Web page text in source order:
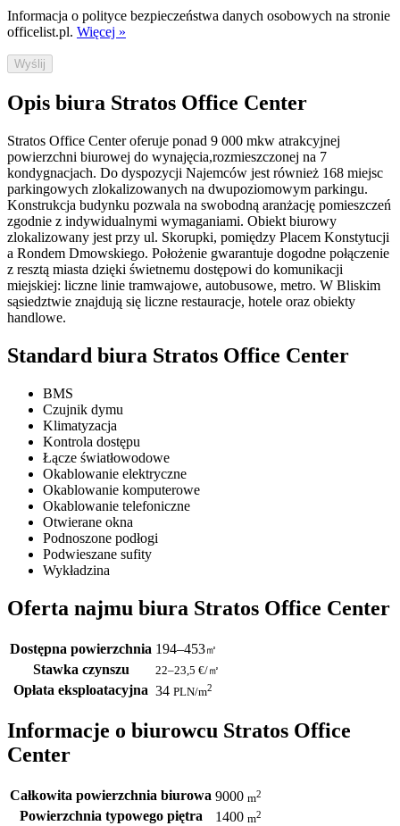
Informacja o polityce bezpieczeństwa danych osobowych na stronie
officelist.pl. Więcej »
Wyślij
Opis biura Stratos Office Center
Stratos Office Center oferuje ponad 9 000 mkw atrakcyjnej
powierzchni biurowej do wynajęcia,rozmieszczonej na 7
kondygnacjach. Do dyspozycji Najemców jest również 168 miejsc
parkingowych zlokalizowanych na dwupoziomowym parkingu.
Konstrukcja budynku pozwala na swobodną aranżację pomieszczeń
zgodnie z indywidualnymi wymaganiami. Obiekt biurowy
zlokalizowany jest przy ul. Skorupki, pomiędzy Placem Konstytucji
a Rondem Dmowskiego. Położenie gwarantuje dogodne połączenie
z resztą miasta dzięki świetnemu dostępowi do komunikacji
miejskiej: liczne linie tramwajowe, autobusowe, metro. W Bliskim
sąsiedztwie znajdują się liczne restauracje, hotele oraz obiekty
handlowe.
Standard biura Stratos Office Center
BMS
Czujnik dymu
Klimatyzacja
Kontrola dostępu
Łącze światłowodowe
Okablowanie elektryczne
Okablowanie komputerowe
Okablowanie telefoniczne
Otwierane okna
Podnoszone podłogi
Podwieszane sufity
Wykładzina
Oferta najmu biura Stratos Office Center
Dostępna powierzchnia 194–453㎡
Stawka czynszu 22–23,5 €/㎡
Opłata eksploatacyjna 34 PLN/m2
Informacje o biurowcu Stratos Office
Center
Całkowita powierzchnia biurowa 9000 m2
Powierzchnia typowego piętra 1400 m2